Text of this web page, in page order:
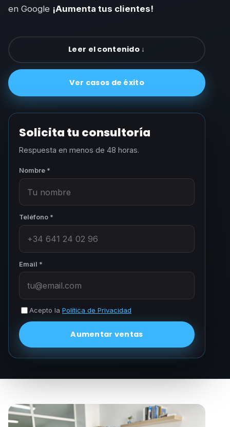
en Google ¡Aumenta tus clientes!
Leer el contenido ↓
Ver casos de éxito
Solicita tu consultoría
Respuesta en menos de 48 horas.
Nombre *
Teléfono *
Email *
Acepto la Política de Privacidad
Aumentar ventas